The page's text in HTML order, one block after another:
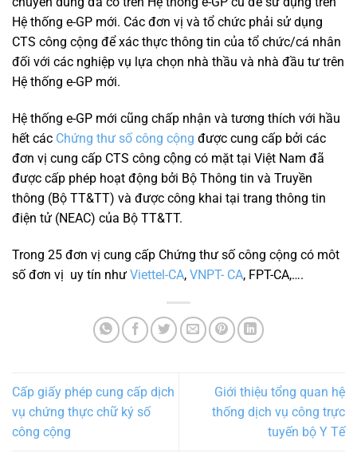
Hệ thống e-GP mới. Các đơn vị và tổ chức phải sử dụng
CTS công cộng để xác thực thông tin của tổ chức/cá nhân
đối với các nghiệp vụ lựa chọn nhà thầu và nhà đầu tư trên
Hệ thống e-GP mới.
Hệ thống e-GP mới cũng chấp nhận và tương thích với hầu
hết các Chứng thư số công cộng được cung cấp bởi các
đơn vị cung cấp CTS công cộng có mặt tại Việt Nam đã
được cấp phép hoạt động bởi Bộ Thông tin và Truyền
thông (Bộ TT&TT) và được công khai tại trang thông tin
điện tử (NEAC) của Bộ TT&TT.
Trong 25 đơn vị cung cấp Chứng thư số công cộng có môt
số đơn vị uy tín như Viettel-CA, VNPT- CA, FPT-CA,….
Cấp giấy phép cung cấp dịch
vụ chứng thực chữ ký số
công cộng
Giới thiệu tổng quan hệ
thống dịch vụ công trực
tuyến bộ Y Tế